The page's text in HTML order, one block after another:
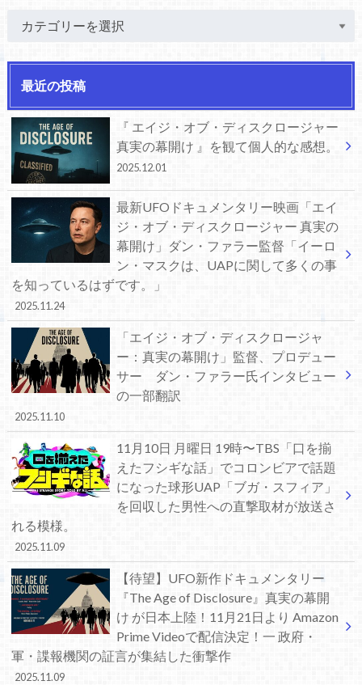
最近の投稿
『 エイジ・オブ・ディスクロージャー
真実の幕開け 』を観て個人的な感想。
2025.12.01
最新UFOドキュメンタリー映画「エイ
ジ・オブ・ディスクロージャー 真実の
幕開け」ダン・ファラー監督「イーロ
ン・マスクは、UAPに関して多くの事
を知っているはずです。」
2025.11.24
「エイジ・オブ・ディスクロージャ
ー：真実の幕開け」監督、プロデュー
サー ダン・ファラー氏インタビュー
の一部翻訳
2025.11.10
11月10日 月曜日 19時〜TBS「口を揃
えたフシギな話」でコロンビアで話題
になった球形UAP「ブガ・スフィア」
を回収した男性への直撃取材が放送さ
れる模様。
2025.11.09
【待望】UFO新作ドキュメンタリー
『The Age of Disclosure』真実の幕開
け が日本上陸！11月21日より Amazon
Prime Videoで配信決定！一 政府・
軍・諜報機関の証言が集結した衝撃作
2025.11.09